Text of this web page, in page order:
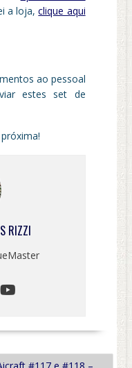
a loja,clique aqui
ao pessoal
estes set de
RIZZI